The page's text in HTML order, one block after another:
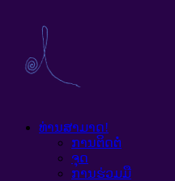
ທ່ານສາມາດ!
ການຕິດຕໍ່
ຈຸດ
ການຮ່ວມມື